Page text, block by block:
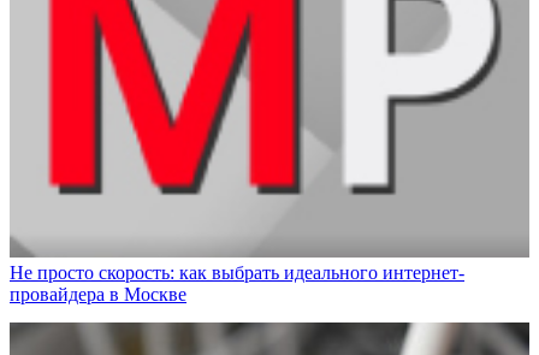
Не просто скорость: как выбрать идеального интернет-
провайдера в Москве